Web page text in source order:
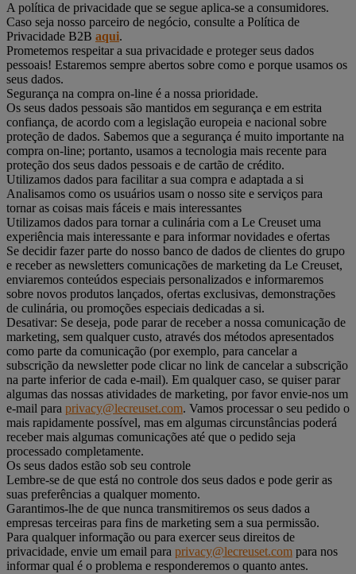
A política de privacidade que se segue aplica-se a consumidores.
Caso seja nosso parceiro de negócio, consulte a Política de
Privacidade B2B aqui.
Prometemos respeitar a sua privacidade e proteger seus dados
pessoais! Estaremos sempre abertos sobre como e porque usamos os
seus dados.
Segurança na compra on-line é a nossa prioridade.
Os seus dados pessoais são mantidos em segurança e em estrita
confiança, de acordo com a legislação europeia e nacional sobre
proteção de dados. Sabemos que a segurança é muito importante na
compra on-line; portanto, usamos a tecnologia mais recente para
proteção dos seus dados pessoais e de cartão de crédito.
Utilizamos dados para facilitar a sua compra e adaptada a si
Analisamos como os usuários usam o nosso site e serviços para
tornar as coisas mais fáceis e mais interessantes
Utilizamos dados para tornar a culinária com a Le Creuset uma
experiência mais interessante e para informar novidades e ofertas
Se decidir fazer parte do nosso banco de dados de clientes do grupo
e receber as newsletters comunicações de marketing da Le Creuset,
enviaremos conteúdos especiais personalizados e informaremos
sobre novos produtos lançados, ofertas exclusivas, demonstrações
de culinária, ou promoções especiais dedicadas a si.
Desativar: Se deseja, pode parar de receber a nossa comunicação de
marketing, sem qualquer custo, através dos métodos apresentados
como parte da comunicação (por exemplo, para cancelar a
subscrição da newsletter pode clicar no link de cancelar a subscrição
na parte inferior de cada e-mail). Em qualquer caso, se quiser parar
algumas das nossas atividades de marketing, por favor envie-nos um
e-mail para privacy@lecreuset.com. Vamos processar o seu pedido o
mais rapidamente possível, mas em algumas circunstâncias poderá
receber mais algumas comunicações até que o pedido seja
processado completamente.
Os seus dados estão sob seu controle
Lembre-se de que está no controle dos seus dados e pode gerir as
suas preferências a qualquer momento.
Garantimos-lhe de que nunca transmitiremos os seus dados a
empresas terceiras para fins de marketing sem a sua permissão.
Para qualquer informação ou para exercer seus direitos de
privacidade, envie um email para privacy@lecreuset.com para nos
informar qual é o problema e responderemos o quanto antes.